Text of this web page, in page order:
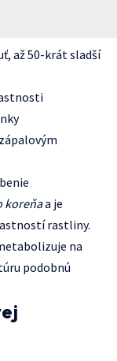
až 50-krát sladší
koreňaa je
rastliny.
na
podobnú